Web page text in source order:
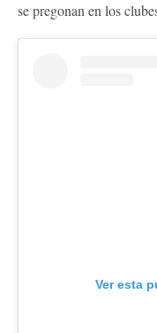
se pregonan en los
Ver esta